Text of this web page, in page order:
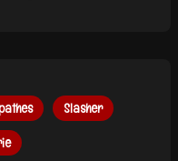
Slasher